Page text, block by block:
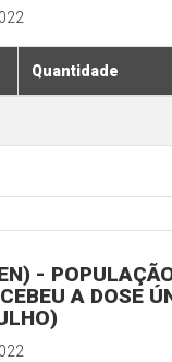
Quantidade
-
A DOSE